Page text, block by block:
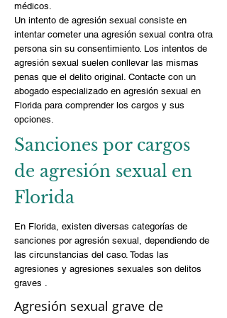
médicos.
Un intento de agresión sexual consiste en
intentar cometer una agresión sexual contra otra
persona sin su consentimiento. Los intentos de
agresión sexual suelen conllevar las mismas
penas que el delito original. Contacte con un
abogado especializado en agresión sexual en
Florida para comprender los cargos y sus
opciones.
Sanciones por cargos
de agresión sexual en
Florida
En Florida, existen diversas categorías de
sanciones por agresión sexual, dependiendo de
las circunstancias del caso. Todas las
agresiones y agresiones sexuales son delitos
graves .
Agresión sexual grave de